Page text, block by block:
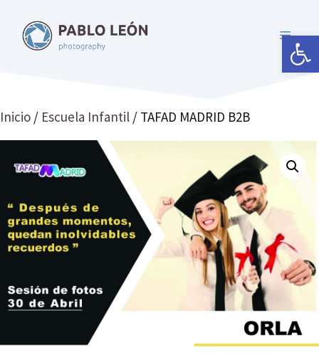
Abrir
contenido
MENÚ
Inicio / Escuela Infantil / TAFAD MADRID B2B